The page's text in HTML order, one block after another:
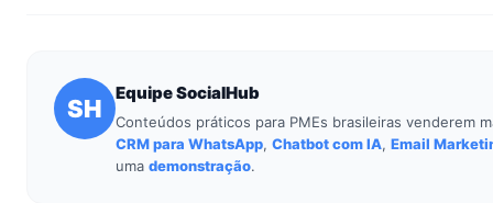
SH
Equipe SocialHub
Conteúdos práticos para PMEs brasileiras venderem
CRM para WhatsApp, Chatbot com IA, Email
uma demonstração.